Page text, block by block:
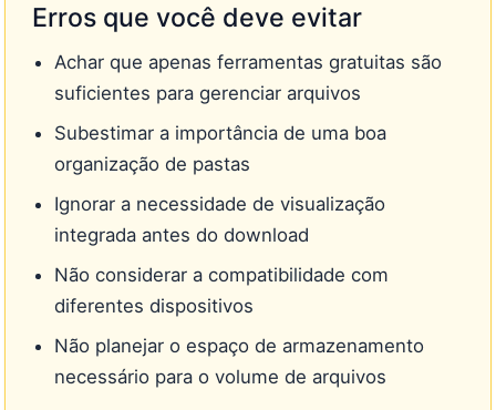
Erros que você deve evitar
Achar que apenas ferramentas gratuitas são
suficientes para gerenciar arquivos
Subestimar a importância de uma boa
organização de pastas
Ignorar a necessidade de visualização
integrada antes do download
Não considerar a compatibilidade com
diferentes dispositivos
Não planejar o espaço de armazenamento
necessário para o volume de arquivos